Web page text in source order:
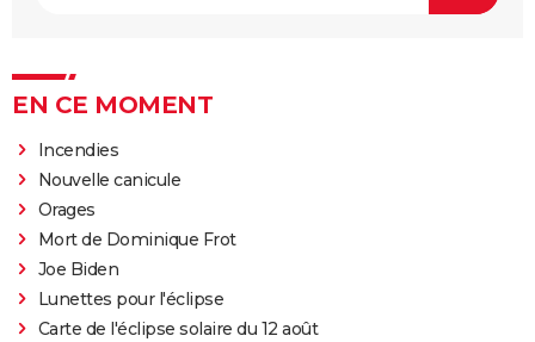
EN CE MOMENT
Incendies
Nouvelle canicule
Orages
Mort de Dominique Frot
Joe Biden
Lunettes pour l'éclipse
Carte de l'éclipse solaire du 12 août